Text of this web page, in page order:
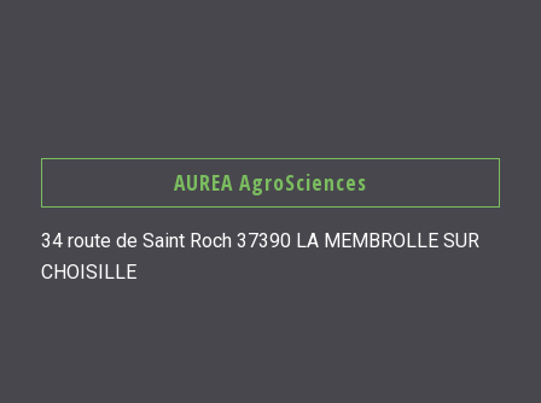
AUREA AgroSciences
34 route de Saint Roch 37390 LA MEMBROLLE SUR
CHOISILLE